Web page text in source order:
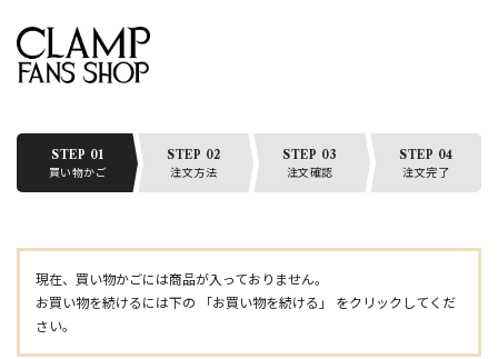
STEP 01
買い物かご
STEP 02
注文方法
STEP 03
注文確認
STEP 04
注文完了
現在、買い物かごには商品が入っておりません。
お買い物を続けるには下の 「お買い物を続ける」 をクリックしてくだ
さい。